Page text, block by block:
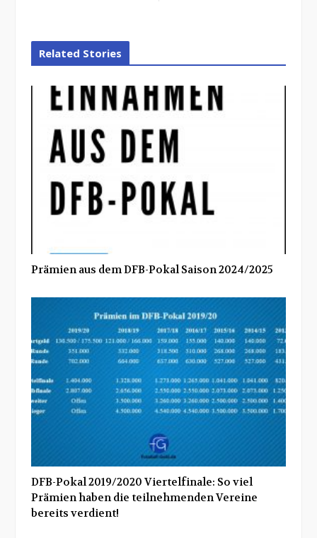
Related Stories
Prämien aus dem DFB-Pokal Saison 2024/2025
DFB-Pokal 2019/2020 Viertelfinale: So viel
Prämien haben die teilnehmenden Vereine
bereits verdient!